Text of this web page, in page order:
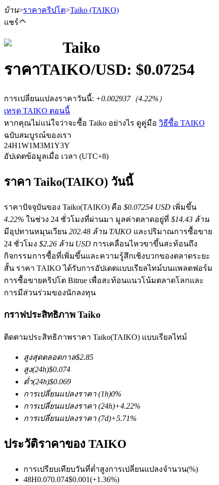
ฟิวเจอร์ส
ฟิวเจอร์ส USDT
ฟิวเจอร์สสกุลเงินดิจิทัล
TradFi
อนุพันธ์ของหุ้น ฟอเร็กซ์ โลหะมีค่า และสินค้าโภคภัณฑ์
ฟิวเจอร์ส USDC
บ้าน>ราคาคริปโต>Taiko (TAIKO)
แชร์
Taiko
ราคาTAIKO/USD: $0.07254
การเปลี่ยนแปลงราคาวันนี้: +0.002937（4.22%）
เทรด TAIKO ตอนนี้
หากคุณไม่แน่ใจว่าจะซื้อ Taiko อย่างไร ดูคู่มือ วิธีซื้อ TAIKO
ฉบับสมบูรณ์ของเรา
24H1W1M3M1Y3Y
อัปเดตข้อมูลเมื่อ เวลา (UTC+8)
ราคา Taiko(TAIKO) วันนี้
ราคาปัจจุบันของ Taiko(TAIKO) คือ $0.07254 USD เพิ่มขึ้น
4.22% ในช่วง 24 ชั่วโมงที่ผ่านมา มูลค่าตลาดอยู่ที่ $14.43 ล้าน
มีอุปทานหมุนเวียน 202.48 ล้าน TAIKO และปริมาณการซื้อขาย
24 ชั่วโมง $2.26 ล้าน USD การเคลื่อนไหวขาขึ้นสะท้อนถึง
กิจกรรมการซื้อที่เพิ่มขึ้นและความรู้สึกเชิงบวกของตลาดระยะ
สั้น ราคา TAIKO ได้รับการอัปเดตแบบเรียลไทม์บนแพลตฟอร์ม
การซื้อขายคริปโต Bitrue เพื่อสะท้อนแนวโน้มตลาดโลกและ
การมีส่วนร่วมของนักลงทุน
กราฟประสิทธิภาพ Taiko
ติดตามประสิทธิภาพราคา Taiko(TAIKO) แบบเรียลไทม์
สูงสุดตลอดกาล$2.85
สูง(24h)$0.074
ต่ำ(24h)$0.069
การเปลี่ยนแปลงราคา (1h)0%
การเปลี่ยนแปลงราคา (24h)+4.22%
การเปลี่ยนแปลงราคา (7d)+5.71%
ประวัติราคาของ TAIKO
การเปรียบเทียบวันที่ต่ำสูงการเปลี่ยนแปลงจำนวน(%)
48H0.070.074$0.001(+1.36%)